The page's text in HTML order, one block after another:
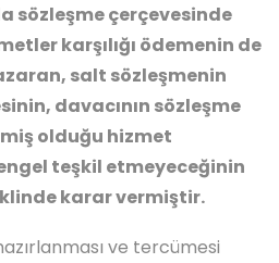
sözleşme çerçevesinde
karşılığı ödemenin de
salt sözleşmenin
davacının sözleşme
olduğu hizmet
teşkil etmeyeceğinin
karar vermiştir.
ve tercümesi